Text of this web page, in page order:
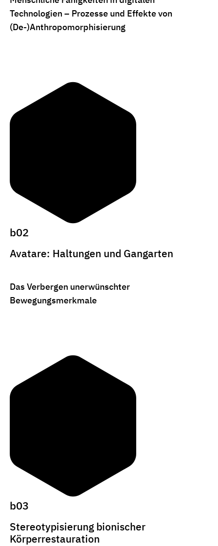
Technologien – Prozesse und Effekte von
(De-)Anthropomorphisierung
b02
Avatare: Haltungen und Gangarten
Das Verbergen unerwünschter
Bewegungsmerkmale
b03
Stereotypisierung bionischer
Körperrestauration